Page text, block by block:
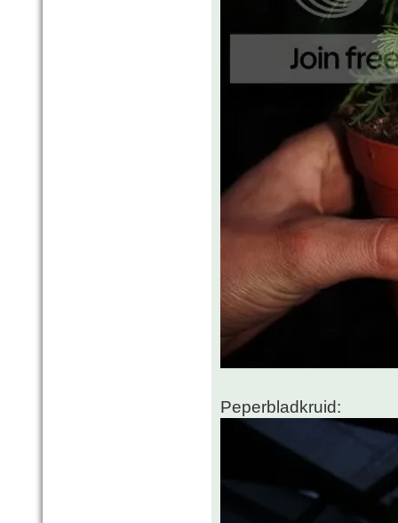
Peperbladkruid: